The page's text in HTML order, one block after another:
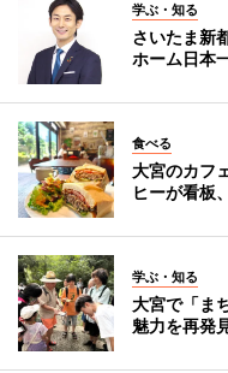
学ぶ・知る
さいたま新
ホーム日本
食べる
大宮のカフ
ヒーが看板
学ぶ・知る
大宮で「ま
魅力を再発